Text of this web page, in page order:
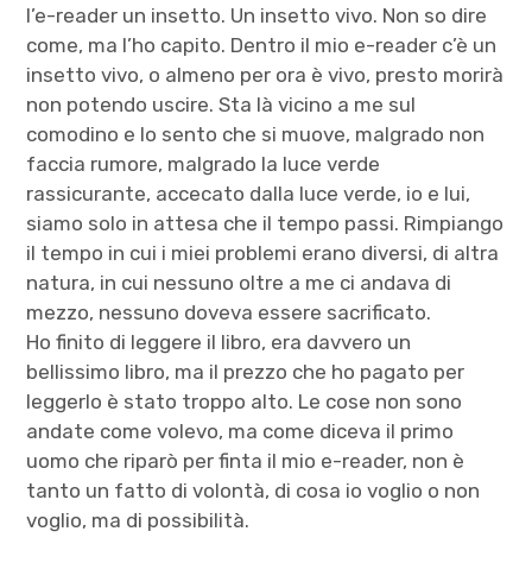
l’e-reader un insetto. Un insetto vivo. Non so dire
come, ma l’ho capito. Dentro il mio e-reader c’è un
insetto vivo, o almeno per ora è vivo, presto morirà
non potendo uscire. Sta là vicino a me sul
comodino e lo sento che si muove, malgrado non
faccia rumore, malgrado la luce verde
rassicurante, accecato dalla luce verde, io e lui,
siamo solo in attesa che il tempo passi. Rimpiango
il tempo in cui i miei problemi erano diversi, di altra
natura, in cui nessuno oltre a me ci andava di
mezzo, nessuno doveva essere sacrificato.
Ho finito di leggere il libro, era davvero un
bellissimo libro, ma il prezzo che ho pagato per
leggerlo è stato troppo alto. Le cose non sono
andate come volevo, ma come diceva il primo
uomo che riparò per finta il mio e-reader, non è
tanto un fatto di volontà, di cosa io voglio o non
voglio, ma di possibilità.